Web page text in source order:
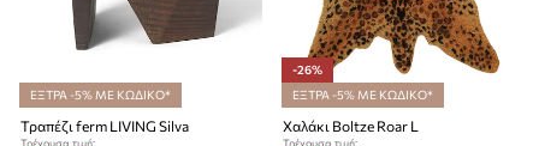
ΕΞΤΡΑ -5% ΜΕ ΚΩΔΙΚΟ*
Τραπέζι ferm LIVING Silva
Τρέχουσα τιμή:
-26%
ΕΞΤΡΑ -5% ΜΕ ΚΩΔΙΚΟ*
Χαλάκι Boltze Roar L
Τρέχουσα τιμή: